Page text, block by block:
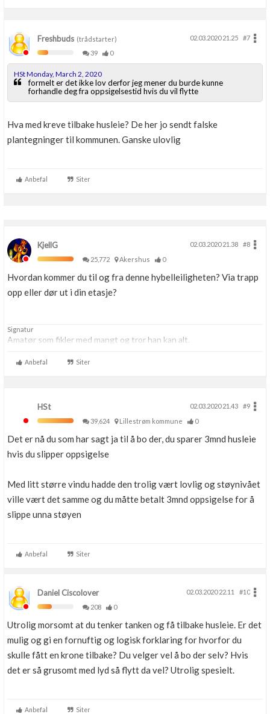
Freshbuds (trådstarter) 02.03.2020 21.25
#7
39
0
HSt Monday, March 2, 2020
formelt er det ikke lov derfor jeg mener du burde kunne
forhandle deg fra oppsigelsestid hvis du vil flytte
Hva med kreve tilbake husleie? De her jo sendt falske
plantegninger til kommunen. Ganske ulovlig
Anbefal Siter
KjellG 02.03.2020 21.38
#8
25,772
Akershus 0
Hvordan kommer du til og fra denne hybelleiligheten? Via trapp
opp eller dør ut i din etasje?
Signatur
Amatør som fikler med mangt og tror han kan alt.
Anbefal Siter
HSt 02.03.2020 21.43
#9
39,624
Lillestrøm kommune 0
Det er nå du som har sagt ja til å bo der, du sparer 3mnd husleie
hvis du slipper oppsigelse
Med litt større vindu hadde den trolig vært lovlig og støynivået
ville vært det samme og du måtte betalt 3mnd oppsigelse for å
slippe unna støyen
Anbefal Siter
Daniel Ciscolover 02.03.2020 22.11
#10
208
0
Utrolig morsomt at du tenker tanken og få tilbake husleie. Er det
mulig og gi en fornuftig og logisk forklaring for hvorfor du
skulle fått en krone tilbake? Du velger vel å bo der selv? Hvis
det er så grusomt med lyd så flytt da vel? Utrolig spesielt.
Anbefal Siter